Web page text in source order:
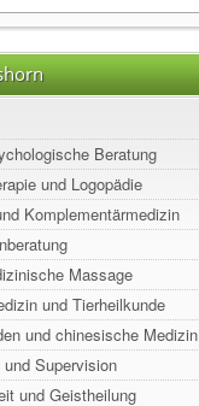
Beratung
und Logopädie
Komplementärmedizin
Massage
und Tierheilkunde
und chinesische Medizin
Supervision
und Geistheilung